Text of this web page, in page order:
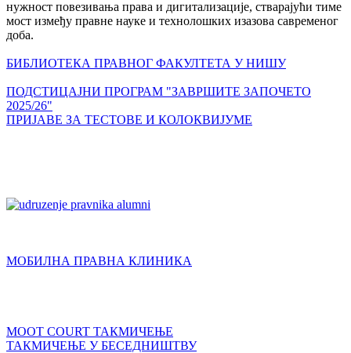
нужност повезивања права и дигитализације, стварајући тиме
мост између правне науке и технолошких изазова савременог
доба.
БИБЛИОТЕКА ПРАВНОГ ФАКУЛТЕТА У НИШУ
ПОДСТИЦАЈНИ ПРОГРАМ "ЗАВРШИТЕ ЗАПОЧЕТО
2025/26"
ПРИЈАВЕ ЗА ТЕСТОВЕ И КОЛОКВИЈУМЕ
МОБИЛНА ПРАВНА КЛИНИКА
MOOT COURT ТАКМИЧЕЊЕ
ТАКМИЧЕЊЕ У БЕСЕДНИШТВУ